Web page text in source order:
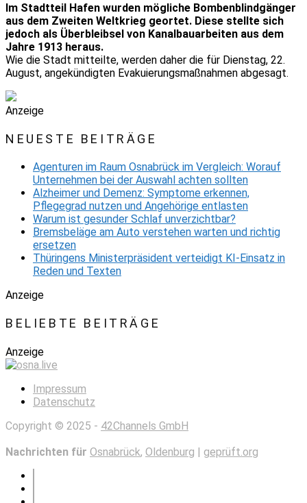
Im Stadtteil Hafen wurden mögliche Bombenblindgänger
aus dem Zweiten Weltkrieg geortet. Diese stellte sich
jedoch als Überbleibsel von Kanalbauarbeiten aus dem
Jahre 1913 heraus.
Wie die Stadt mitteilte, werden daher die für Dienstag, 22.
August, angekündigten Evakuierungsmaßnahmen abgesagt.
Anzeige
NEUESTE BEITRÄGE
Agenturen im Raum Osnabrück im Vergleich: Worauf
Unternehmen bei der Auswahl achten sollten
Alzheimer und Demenz: Symptome erkennen,
Pflegegrad nutzen und Angehörige entlasten
Warum ist gesunder Schlaf unverzichtbar?
Bremsbeläge am Auto verstehen warten und richtig
ersetzen
Thüringens Ministerpräsident verteidigt KI-Einsatz in
Reden und Texten
Anzeige
BELIEBTE BEITRÄGE
Anzeige
Impressum
Datenschutz
Copyright © 2025 - 42Channels GmbH
Nachrichten für Osnabrück, Oldenburg | geprüft.org